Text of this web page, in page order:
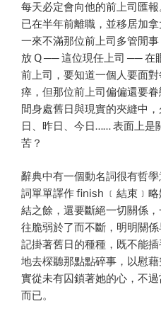
每天必定會向他的前上司匯
已在半年前離職，並移居加
一來不滿那位前上司多管閒
放 Q ── 這位現任上司 ── 在
前上司，要知道一個人要面
瘁，但那位前上司偏偏還要
間身處舊日與現實的夾縫中
日、昨日、今日…… 表面上是
苦？
辭典中有一個動名詞很有哲
詞單單譯作 finish ﹝結束﹞
結之餘，還要斷絕一切關係
往脆弱於了而不斷，明明關
記掛著舊日的種種，既不能
地去棎聽那點點碎事，以慰
實從未有囚鎖著她的心，不
而已。